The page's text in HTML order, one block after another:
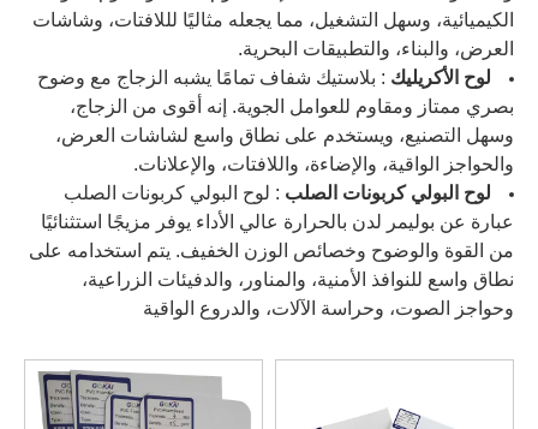
الكيميائية، وسهل التشغيل، مما يجعله مثاليًا لللافتات، وشاشات
العرض، والبناء، والتطبيقات البحرية.
لوح الأكريليك : بلاستيك شفاف تمامًا يشبه الزجاج مع وضوح
بصري ممتاز ومقاوم للعوامل الجوية. إنه أقوى من الزجاج،
وسهل التصنيع، ويستخدم على نطاق واسع لشاشات العرض،
والحواجز الواقية، والإضاءة، واللافتات، والإعلانات.
لوح البولي كربونات الصلب : لوح البولي كربونات الصلب
عبارة عن بوليمر لدن بالحرارة عالي الأداء يوفر مزيجًا استثنائيًا
من القوة والوضوح وخصائص الوزن الخفيف. يتم استخدامه على
نطاق واسع للنوافذ الأمنية، والمناور، والدفيئات الزراعية،
وحواجز الصوت، وحراسة الآلات، والدروع الواقية